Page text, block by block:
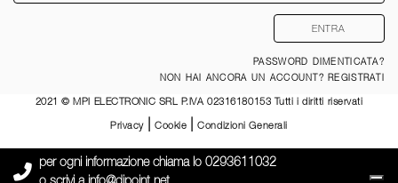
per ogni informazione chiama lo 0293611032
PASSWORD DIMENTICATA?
NON HAI ANCORA UN ACCOUNT? REGISTRATI
2021 © MPI ELECTRONIC SRL P.IVA 02316180153 Tutti i diritti riservati
Privacy |Cookie |Condizioni Generali